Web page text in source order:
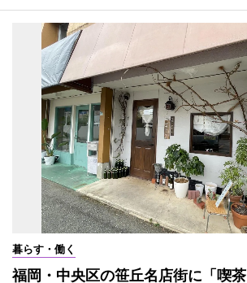
暮らす・働く
福岡・中央区の笹丘名店街に「喫